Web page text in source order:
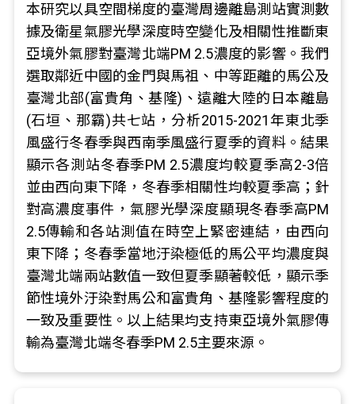
本研究以具空間梯度的臺灣周邊離島測站實測數
據及衛星氣膠光學深度時空變化及相關性推斷東
亞境外氣膠對臺灣北端PM 2.5濃度的影響。我們
選取鄰近中國的金門與馬祖、中等距離的馬公及
臺灣北部(富貴角、基隆)、遠離大陸的日本離島
(石垣、那霸)共七站，分析2015-2021年東北季
風盛行冬春季與西南季風盛行夏季的資料。結果
顯示各測站冬春季PM 2.5濃度均較夏季高2-3倍
並由西向東下降，冬春季相關性均較夏季高；針
對高濃度事件，氣膠光學深度顯現冬春季高PM
2.5傳輸和各站測值在時空上緊密連結，由西向
東下降；冬春季當地汙染極低的馬公平均濃度與
臺灣北端兩站數值一致但夏季顯著較低，顯示季
節性境外汙染對馬公和富貴角、基隆影響程度的
一致及重要性。以上結果均支持東亞境外氣膠傳
輸為臺灣北端冬春季PM 2.5主要來源。